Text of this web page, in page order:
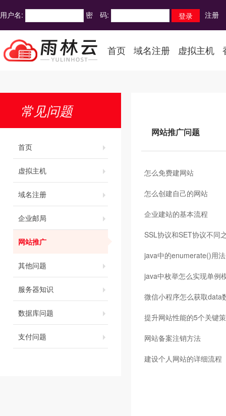
用户名: 密 码: 注册
首页 域名注册 虚拟主机
常见问题
首页
虚拟主机
域名注册
企业邮局
网站推广
其他问题
服务器知识
数据库问题
支付问题
网站推广问题
怎么免费建网站
怎么创建自己的网站
企业建站的基本流程
SSL协议和SET协议不同
java中的enumerate()用法
java中枚举怎么实现单例
微信小程序怎么获取data
提升网站性能的5个关键
网站备案注销方法
建设个人网站的详细流程